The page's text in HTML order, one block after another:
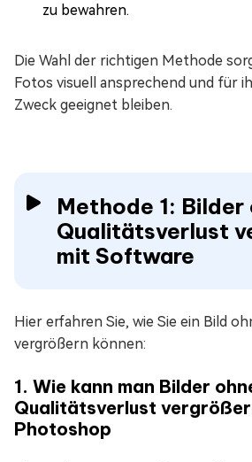
zu bewahren.
Die Wahl der richtigen Methode
Fotos visuell ansprechend und für
Zweck geeignet bleiben.
Methode 1: Bilder
Qualitätsverlust
mit Software
Hier erfahren Sie, wie Sie ein Bild
vergrößern können:
1. Wie kann man Bilder
Qualitätsverlust
Photoshop